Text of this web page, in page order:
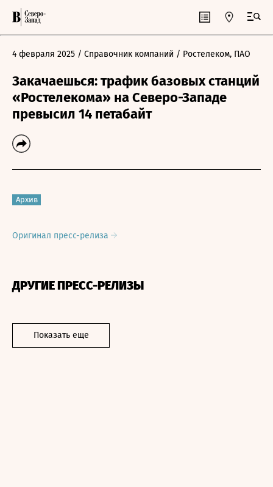
4 февраля 2025 / Справочник компаний / Ростелеком, ПАО
Закачаешься: трафик базовых станций
«Ростелекома» на Северо-Западе
превысил 14 петабайт
Архив
Оригинал пресс-релиза
ДРУГИЕ ПРЕСС-РЕЛИЗЫ
Показать еще